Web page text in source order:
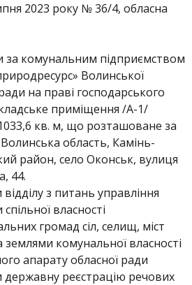
2023 року № 36/4, обласна
за комунальним підприємством
Волинської
на праві господарського
приміщення /А-1/
кв. м, що розташоване за
область, Камінь-
район, село Оконськ, вулиця
44.
з питань управління
власності
громад сіл, селищ, міст
землями комунальної власності
апарату обласної ради
державну реєстрацію речових